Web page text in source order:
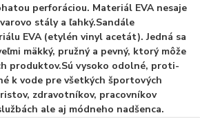
perforáciou. Materiál EVA nesaje
stály a ľahký.Sandále
EVA (etylén vinyl acetát). Jedná sa
mäkký, pružný a pevný, ktorý môže
produktov.Sú vysoko odolné, proti-
k vode pre všetkých športových
zdravotníkov, pracovníkov
ale aj módneho nadšenca.